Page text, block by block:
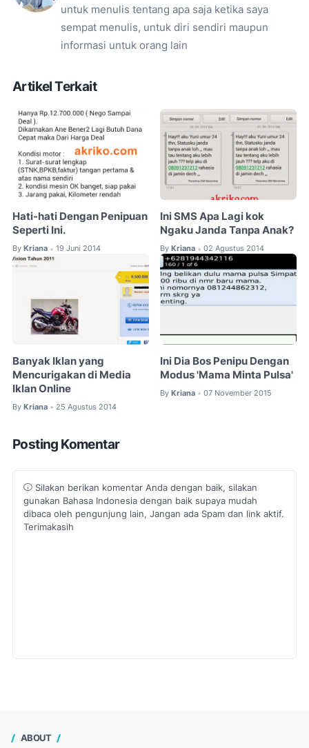
untuk menulis tentang apa saja ketika saya
sempat menulis, untuk diri sendiri maupun
informasi untuk orang lain
Artikel Terkait
Hati-hati Dengan Penipuan
Seperti Ini.
By Kriana • 19 Juni 2014
Ini SMS Apa Lagi kok
Ngaku Janda Tanpa Anak?
By Kriana • 02 Agustus 2014
Banyak Iklan yang
Mencurigakan di Media
Iklan Online
By Kriana • 25 Agustus 2014
Ini Dia Bos Penipu Dengan
Modus 'Mama Minta Pulsa'
By Kriana • 07 November 2015
Posting Komentar
Silakan berikan komentar Anda dengan baik, silakan
gunakan Bahasa Indonesia dengan baik supaya mudah
dibaca oleh pengunjung lain, Jangan ada Spam dan link aktif.
Terimakasih
ABOUT